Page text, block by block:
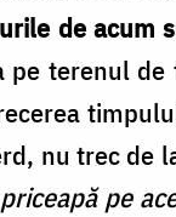
de acum
terenul de
nu trec de
pe